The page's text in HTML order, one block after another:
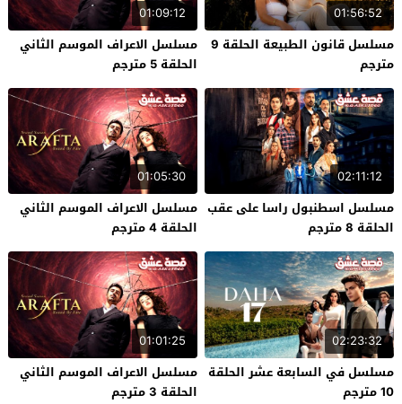
01:56:52
مسلسل قانون الطبيعة الحلقة 9
مترجم
01:09:12
مسلسل الاعراف الموسم الثاني
الحلقة 5 مترجم
02:11:12
مسلسل اسطنبول راسا على عقب
الحلقة 8 مترجم
01:05:30
مسلسل الاعراف الموسم الثاني
الحلقة 4 مترجم
02:23:32
مسلسل في السابعة عشر الحلقة
10 مترجم
01:01:25
مسلسل الاعراف الموسم الثاني
الحلقة 3 مترجم